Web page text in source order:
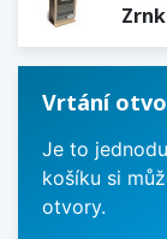
Vrtání
Je to
košíku si
otvory.